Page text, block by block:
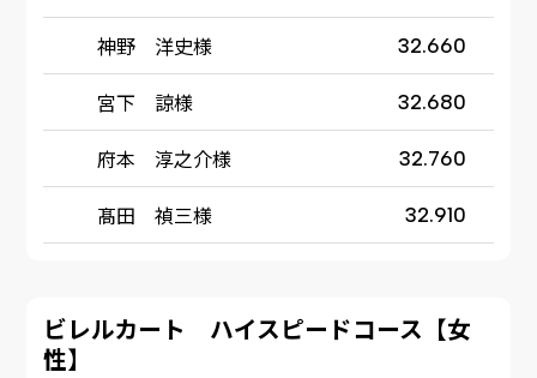
神野 洋史様 32.660
宮下 諒様 32.680
府本 淳之介様 32.760
髙田 禎三様 32.910
ビレルカート ハイスピードコース【女
性】